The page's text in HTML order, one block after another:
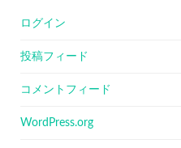
ログイン
投稿フィード
コメントフィード
WordPress.org